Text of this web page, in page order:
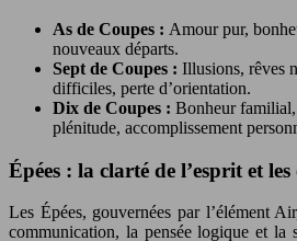
As de Coupes : Amour pur,
nouveaux départs.
Sept de Coupes : Illusions, rêves
difficiles, perte d’orientation.
Dix de Coupes : Bonheur familial,
plénitude, accomplissement
Épées : la clarté de l’esprit et
Les Épées, gouvernées par l’élément
communication, la pensée logique et la